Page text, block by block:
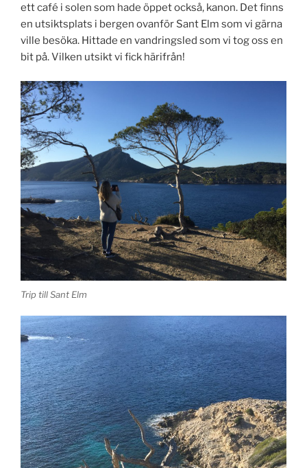
ett café i solen som hade öppet också, kanon. Det finns
en utsiktsplats i bergen ovanför Sant Elm som vi gärna
ville besöka. Hittade en vandringsled som vi tog oss en
bit på. Vilken utsikt vi fick härifrån!
Trip till Sant Elm